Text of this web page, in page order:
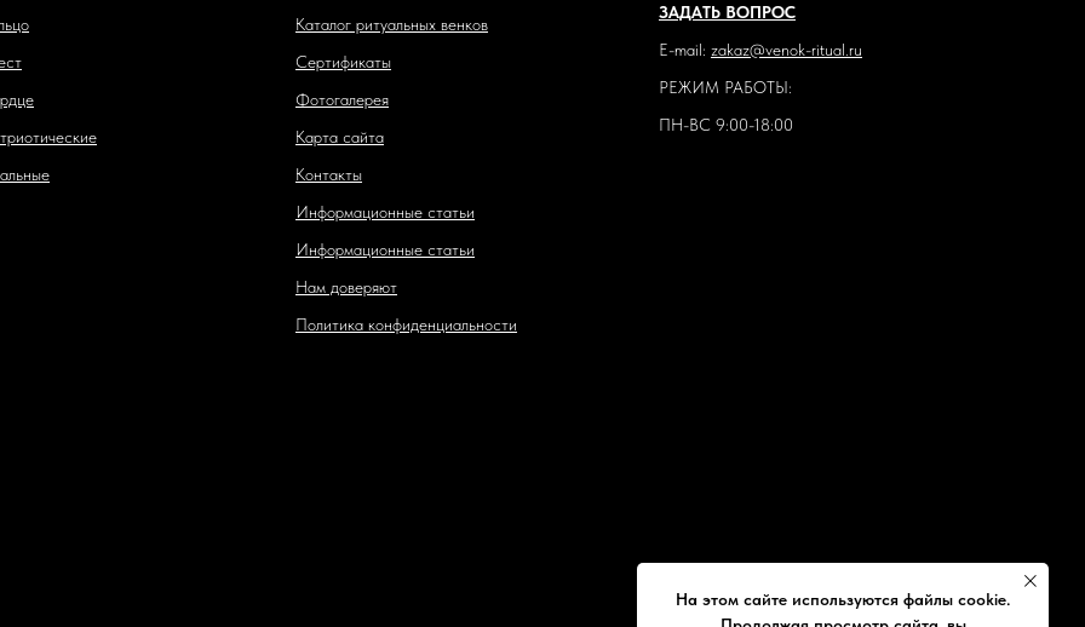
На этом сайте используются файлы cookie.
Каталог ритуальных венков
Сертификаты
Фотогалерея
Карта сайта
Контакты
Информационные статьи
Информационные статьи
Нам доверяют
Политика конфиденциальности
ЗАДАТЬ ВОПРОС
E-mail: zakaz@venok-ritual.ru
РЕЖИМ РАБОТЫ:
ПН-ВС 9:00-18:00